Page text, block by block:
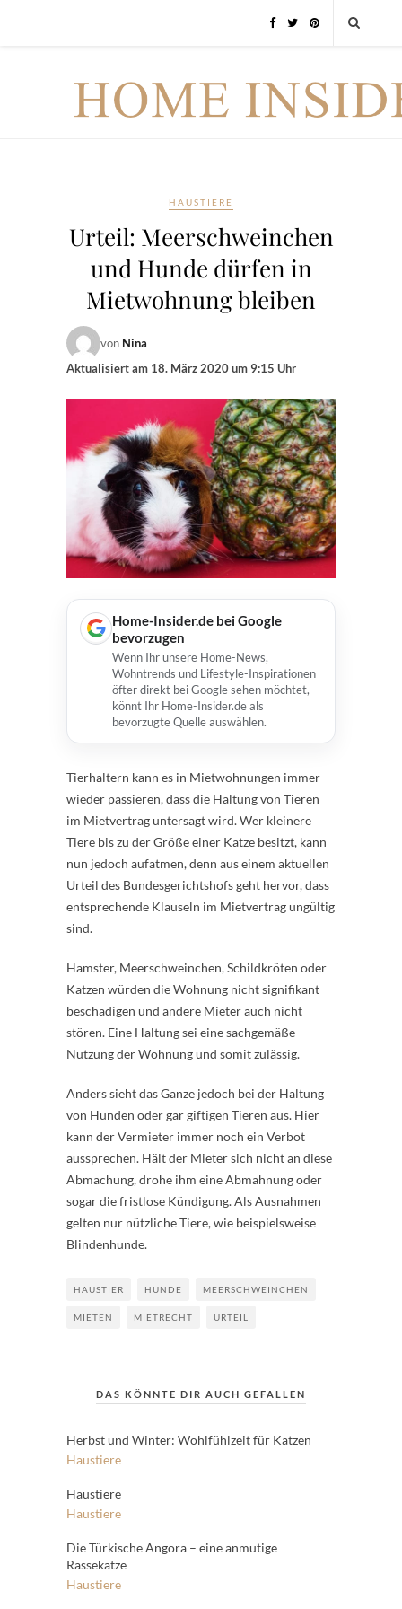
HAUSTIERE
Urteil: Meerschweinchen
und Hunde dürfen in
Mietwohnung bleiben
von Nina
Aktualisiert am 18. März 2020 um 9:15 Uhr
Home-Insider.de bei Google
bevorzugen
Wenn Ihr unsere Home-News,
Wohntrends und Lifestyle-Inspirationen
öfter direkt bei Google sehen möchtet,
könnt Ihr Home-Insider.de als
bevorzugte Quelle auswählen.
Tierhaltern kann es in Mietwohnungen immer
wieder passieren, dass die Haltung von Tieren
im Mietvertrag untersagt wird. Wer kleinere
Tiere bis zu der Größe einer Katze besitzt, kann
nun jedoch aufatmen, denn aus einem aktuellen
Urteil des Bundesgerichtshofs geht hervor, dass
entsprechende Klauseln im Mietvertrag ungültig
sind.
Hamster, Meerschweinchen, Schildkröten oder
Katzen würden die Wohnung nicht signifikant
beschädigen und andere Mieter auch nicht
stören. Eine Haltung sei eine sachgemäße
Nutzung der Wohnung und somit zulässig.
Anders sieht das Ganze jedoch bei der Haltung
von Hunden oder gar giftigen Tieren aus. Hier
kann der Vermieter immer noch ein Verbot
aussprechen. Hält der Mieter sich nicht an diese
Abmachung, drohe ihm eine Abmahnung oder
sogar die fristlose Kündigung. Als Ausnahmen
gelten nur nützliche Tiere, wie beispielsweise
Blindenhunde.
HAUSTIER HUNDE MEERSCHWEINCHEN
MIETEN MIETRECHT URTEIL
DAS KÖNNTE DIR AUCH GEFALLEN
Herbst und Winter: Wohlfühlzeit für Katzen
Haustiere
Haustiere
Haustiere
Die Türkische Angora – eine anmutige
Rassekatze
Haustiere